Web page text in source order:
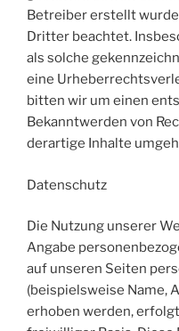
Betreiber erstellt
Dritter beachtet.
als solche
eine
bitten wir um einen
Bekanntwerden von
derartige Inhalte
Datenschutz
Die Nutzung unserer
Angabe
auf unseren Seiten
(beispielsweise Name,
erhoben werden,